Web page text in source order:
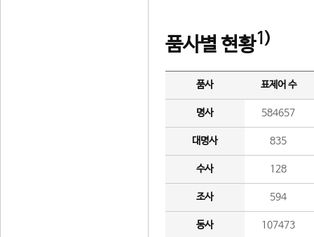
품사별 현황1)
품사 표제어 수
명사 584657
대명사 835
수사 128
조사 594
동사 107473